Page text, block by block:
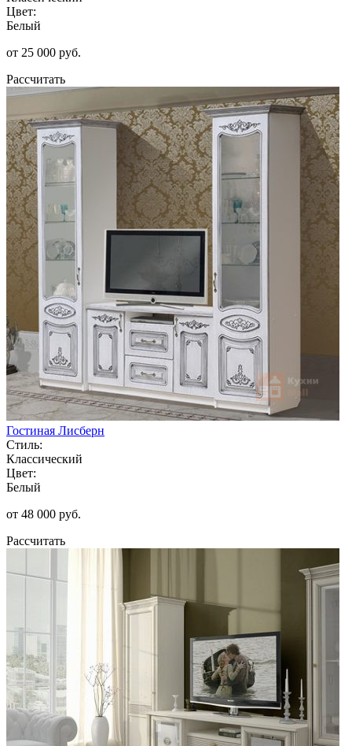
Цвет:
Белый
от 25 000 руб.
Рассчитать
Гостиная Лисберн
Стиль:
Классический
Цвет:
Белый
от 48 000 руб.
Рассчитать